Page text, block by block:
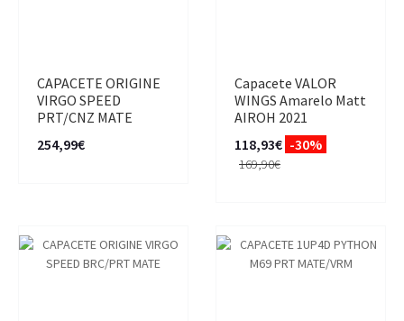
CAPACETE ORIGINE
VIRGO SPEED
PRT/CNZ MATE
254,99€
Capacete VALOR
WINGS Amarelo Matt
AIROH 2021
118,93€ -30%
169,90€